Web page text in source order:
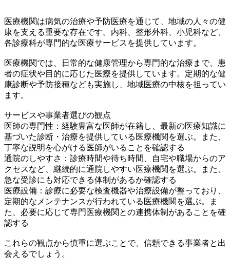
医療機関は病気の治療や予防医療を通じて、地域の人々の健
康を支える重要な存在です。内科、整形外科、小児科など、
各診療科が専門的な医療サービスを提供しています。
医療機関では、日常的な健康管理から専門的な治療まで、患
者の症状や目的に応じた医療を提供しています。定期的な健
康診断や予防接種なども実施し、地域医療の中核を担ってい
ます。
サービスや事業者選びの観点
医師の専門性：経験豊富な医師が在籍し、最新の医療知識に
基づいた診断・治療を提供している医療機関を選ぶ。また、
丁寧な説明を心がける医師がいることを確認する
通院のしやすさ：診療時間や待ち時間、自宅や職場からのア
クセスなど、継続的に通院しやすい医療機関を選ぶ。また、
急な受診にも対応できる体制があるか確認する
医療設備：診療に必要な検査機器や治療設備が整っており、
定期的なメンテナンスが行われている医療機関を選ぶ。ま
た、必要に応じて専門医療機関との連携体制があることを確
認する
これらの観点から慎重に選ぶことで、信頼できる事業者と出
会えるでしょう。